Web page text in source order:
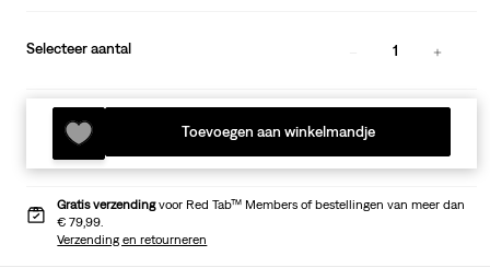
Selecteer aantal 1
Toevoegen aan winkelmandje
Gratis verzendingvoor Red Tab™ Members of bestellingen van meer dan
€ 79,99.
Verzending en retourneren